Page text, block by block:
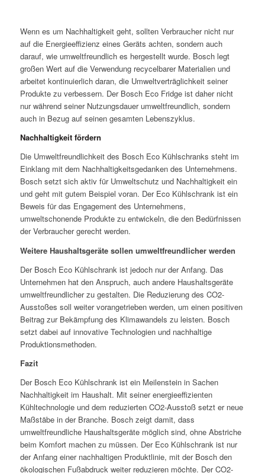
Wenn es um Nachhaltigkeit geht, sollten Verbraucher nicht nur
auf die Energieeffizienz eines Geräts achten, sondern auch
darauf, wie umweltfreundlich es hergestellt wurde. Bosch legt
großen Wert auf die Verwendung recycelbarer Materialien und
arbeitet kontinuierlich daran, die Umweltverträglichkeit seiner
Produkte zu verbessern. Der Bosch Eco Fridge ist daher nicht
nur während seiner Nutzungsdauer umweltfreundlich, sondern
auch in Bezug auf seinen gesamten Lebenszyklus.
Nachhaltigkeit fördern
Die Umweltfreundlichkeit des Bosch Eco Kühlschranks steht im
Einklang mit dem Nachhaltigkeitsgedanken des Unternehmens.
Bosch setzt sich aktiv für Umweltschutz und Nachhaltigkeit ein
und geht mit gutem Beispiel voran. Der Eco Kühlschrank ist ein
Beweis für das Engagement des Unternehmens,
umweltschonende Produkte zu entwickeln, die den Bedürfnissen
der Verbraucher gerecht werden.
Weitere Haushaltsgeräte sollen umweltfreundlicher werden
Der Bosch Eco Kühlschrank ist jedoch nur der Anfang. Das
Unternehmen hat den Anspruch, auch andere Haushaltsgeräte
umweltfreundlicher zu gestalten. Die Reduzierung des CO2-
Ausstoßes soll weiter vorangetrieben werden, um einen positiven
Beitrag zur Bekämpfung des Klimawandels zu leisten. Bosch
setzt dabei auf innovative Technologien und nachhaltige
Produktionsmethoden.
Fazit
Der Bosch Eco Kühlschrank ist ein Meilenstein in Sachen
Nachhaltigkeit im Haushalt. Mit seiner energieeffizienten
Kühltechnologie und dem reduzierten CO2-Ausstoß setzt er neue
Maßstäbe in der Branche. Bosch zeigt damit, dass
umweltfreundliche Haushaltsgeräte möglich sind, ohne Abstriche
beim Komfort machen zu müssen. Der Eco Kühlschrank ist nur
der Anfang einer nachhaltigen Produktlinie, mit der Bosch den
ökologischen Fußabdruck weiter reduzieren möchte. Der CO2-